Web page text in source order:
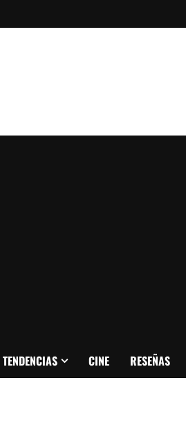
TENDENCIAS CINE RESEÑAS